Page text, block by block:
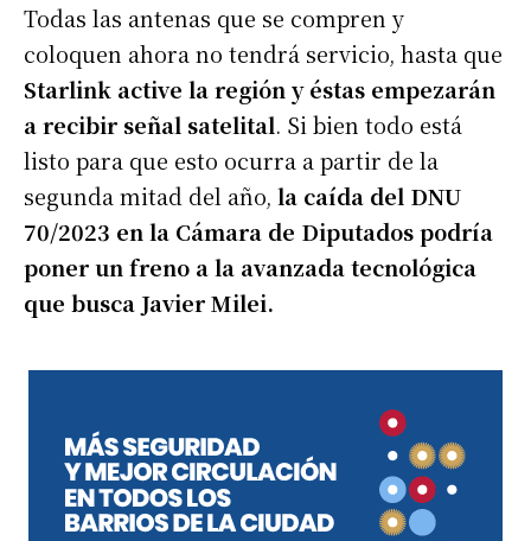
Todas las antenas que se compren y
coloquen ahora no tendrá servicio, hasta que
Starlink active la región y éstas empezarán
a recibir señal satelital. Si bien todo está
listo para que esto ocurra a partir de la
segunda mitad del año, la caída del DNU
70/2023 en la Cámara de Diputados podría
poner un freno a la avanzada tecnológica
que busca Javier Milei.